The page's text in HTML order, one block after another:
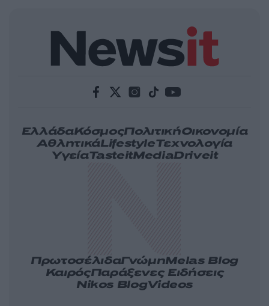
ΕλλάδαΚόσμοςΠολιτικήΟικονομία
ΑθλητικάLifestyleΤεχνολογία
ΥγείαTasteitMediaDriveit
ΠρωτοσέλιδαΓνώμηMelas Blog
ΚαιρόςΠαράξενες Ειδήσεις
Nikos BlogVideos